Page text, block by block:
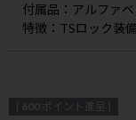
付属品 ：アルファ
特徴： TSロック装
[ 600 ポイント進呈 ]